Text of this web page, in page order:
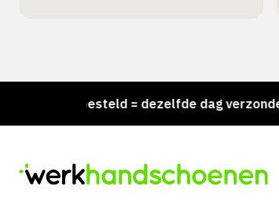
besteld = dezelfde dag verzonden